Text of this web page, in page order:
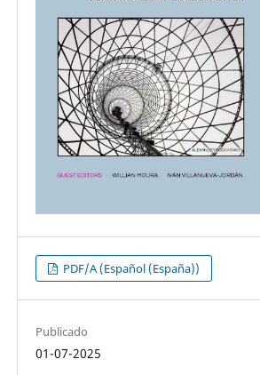
PDF/A (Español (España))
Publicado
01-07-2025